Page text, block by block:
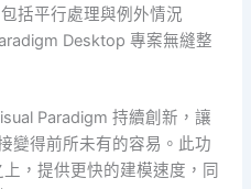
括平行處理與例外情況
Desktop 專案無縫整
Paradigm 持續創新，讓
變得前所未有的容易。此功
，提供更快的建模速度，同